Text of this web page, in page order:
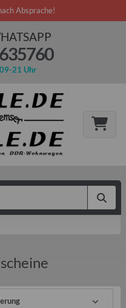
Absprache!
21 Uhr